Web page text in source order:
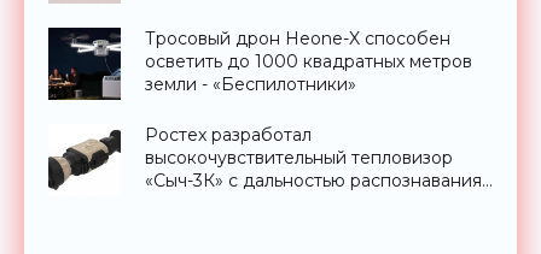
Тросовый дрон Heone-X способен
осветить до 1000 квадратных метров
земли - «Беспилотники»
Ростех разработал
высокочувствительный тепловизор
«Сыч-3К» с дальностью распознавания